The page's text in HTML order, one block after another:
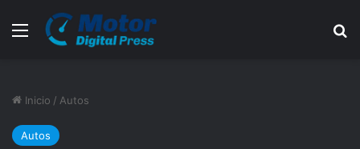
Menú
Inicio / Autos
Autos